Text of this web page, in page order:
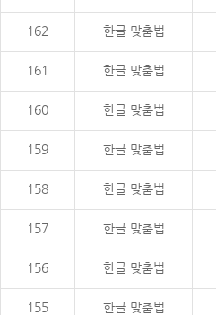
162 한글 맞춤법
161 한글 맞춤법
160 한글 맞춤법
159 한글 맞춤법
158 한글 맞춤법
157 한글 맞춤법
156 한글 맞춤법
155 한글 맞춤법